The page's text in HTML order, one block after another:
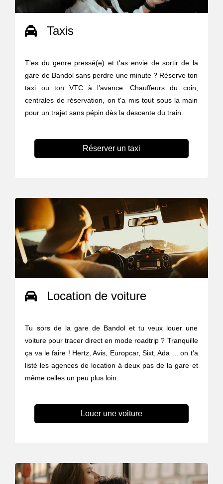
Taxis
T'es du genre pressé(e) et t'as envie de sortir de la
gare de Bandol sans perdre une minute ? Réserve ton
taxi ou ton VTC à l’avance. Chauffeurs du coin,
centrales de réservation, on t'a mis tout sous la main
pour un trajet sans pépin dès la descente du train.
Réserver un taxi
Location de voiture
Tu sors de la gare de Bandol et tu veux louer une
voiture pour tracer direct en mode roadtrip ? Tranquille
ça va le faire ! Hertz, Avis, Europcar, Sixt, Ada ... on t’a
listé les agences de location à deux pas de la gare et
même celles un peu plus loin.
Louer une voiture